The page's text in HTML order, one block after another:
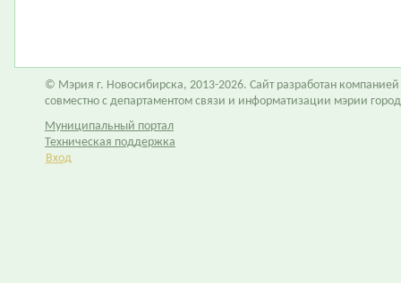
© Мэрия г. Новосибирска, 2013-2026. Сайт разработан компанией
совместно с департаментом связи и информатизации мэрии
Муниципальный портал
Техническая поддержка
Вход